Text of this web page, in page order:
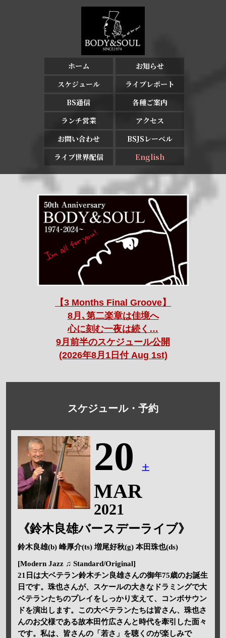
ホーム
お知らせ
スケジュール
ライブレポート
BS通信
各種ご案内
ランチ営業
アクセス
お問い合わせ
BSJSレーベル
ライブ世界配信
English
【3 Months Final Groove】
8月､第二楽章は佳境へ
心に刻む一夜は続く…
9月前半のスケジュール公開
(2026年8月1日付 Aug 1st)
スケジュール・予約
20 土
MAR
2021
《鈴木良雄バースデーライブ》
鈴木良雄(b) 峰厚介(ts) 増尾好秋(g) 本田珠也(ds)
[Modern Jazz ♫ Standard/Original]
21日は大ベテラン鈴木チン良雄さんの御年75歳のお誕生
日です。珠也さんが、スケールの大きなドラミングで大
ベテランたちのプレイをしっかり支えて、コンボサウン
ドを演出します。この大ベテランたちは皆さん、珠也さ
んのお父様である故本田竹広さんと時代を牽引した面々
です。私は、皆さんの「若さ」を聴くのが楽しみで